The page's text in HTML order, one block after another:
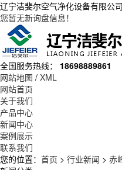
辽宁洁斐尔空气净化设备有限公
您暂无新询盘信息！
全国服务热线： 18698889861
网站地图 / XML
网站首页
关于我们
产品中心
新闻中心
案例展示
联系我们
您的位置： 首页 > 行业新闻 > 赤